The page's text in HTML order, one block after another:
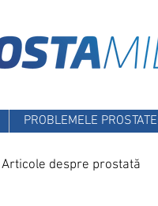
PROBLEMELE
Articole despre prostată